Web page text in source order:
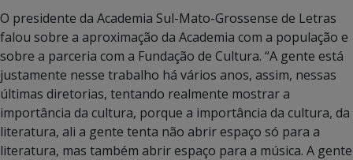
O presidente da Academia Sul-Mato-Grossense de Letras
falou sobre a aproximação da Academia com a população e
sobre a parceria com a Fundação de Cultura. “A gente está
justamente nesse trabalho há vários anos, assim, nessas
últimas diretorias, tentando realmente mostrar a
importância da cultura, porque a importância da cultura, da
literatura, ali a gente tenta não abrir espaço só para a
literatura, mas também abrir espaço para a música. A gente